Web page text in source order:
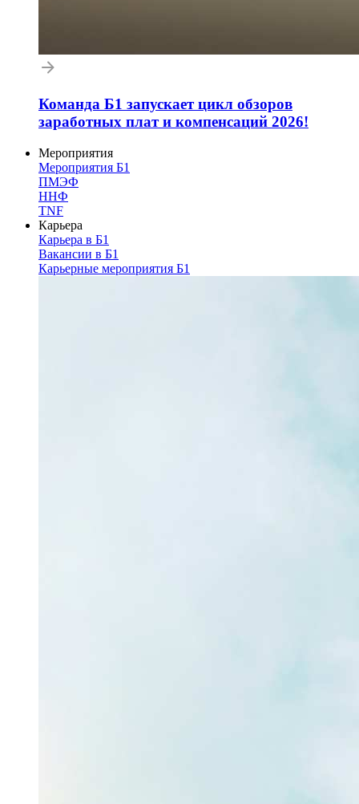
Команда Б1 запускает цикл обзоров
заработных плат и компенсаций 2026!
Мероприятия
Мероприятия Б1
ПМЭФ
ННФ
TNF
Карьера
Карьера в Б1
Вакансии в Б1
Карьерные мероприятия Б1